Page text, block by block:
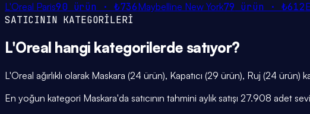
L'Oreal Paris90ürün ·₺736Maybelline New York79 ürün ·₺612
SATICININ KATEGORİLERİ
L'Oreal hangi kategorilerde satıyor?
L'Oreal ağırlıklı olarak Maskara (24 ürün), Kapatıcı (29 ürün), Ruj (24 ürün)
En yoğun kategori Maskara'da satıcının tahmini aylık satışı 27.908 adet